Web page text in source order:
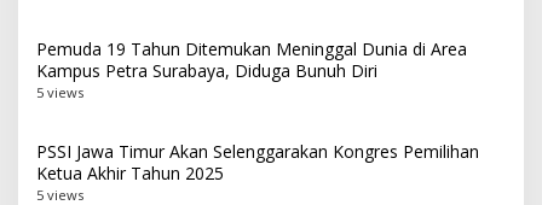
Pemuda 19 Tahun Ditemukan Meninggal Dunia di Area
Kampus Petra Surabaya, Diduga Bunuh Diri
5 views
PSSI Jawa Timur Akan Selenggarakan Kongres Pemilihan
Ketua Akhir Tahun 2025
5 views